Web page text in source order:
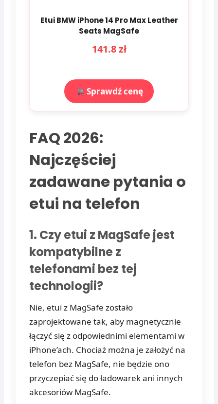
Etui BMW iPhone 14 Pro Max Leather
Seats MagSafe
141.8 zł
Sprawdź cenę
FAQ 2026:
Najczęściej
zadawane pytania o
etui na telefon
1. Czy etui z MagSafe jest
kompatybilne z
telefonami bez tej
technologii?
Nie, etui z MagSafe zostało
zaprojektowane tak, aby magnetycznie
łączyć się z odpowiednimi elementami w
iPhone’ach. Chociaż można je założyć na
telefon bez MagSafe, nie będzie ono
przyczepiać się do ładowarek ani innych
akcesoriów MagSafe.